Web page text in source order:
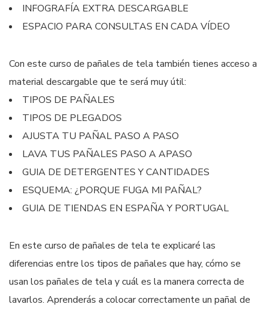
INFOGRAFÍA EXTRA DESCARGABLE
ESPACIO PARA CONSULTAS EN CADA VÍDEO
Con este curso de pañales de tela también tienes acceso a
material descargable que te será muy útil:
TIPOS DE PAÑALES
TIPOS DE PLEGADOS
AJUSTA TU PAÑAL PASO A PASO
LAVA TUS PAÑALES PASO A APASO
GUIA DE DETERGENTES Y CANTIDADES
ESQUEMA: ¿PORQUE FUGA MI PAÑAL?
GUIA DE TIENDAS EN ESPAÑA Y PORTUGAL
En este curso de pañales de tela te explicaré las
diferencias entre los tipos de pañales que hay, cómo se
usan los pañales de tela y cuál es la manera correcta de
lavarlos. Aprenderás a colocar correctamente un pañal de